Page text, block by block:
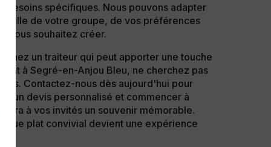
besoins spécifiques. Nous pouvons adapter
taille de votre groupe, de vos préférences
vous souhaitez créer.
un traiteur qui peut apporter une touche
à Segré-en-Anjou Bleu, ne cherchez pas
Contactez-nous dès aujourd'hui pour
un devis personnalisé et commencer à
à vos invités un souvenir mémorable.
plat convivial devient une expérience